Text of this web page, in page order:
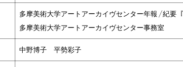
多摩美術大学アートアーカイヴセンター年報／紀要
多摩美術大学アートアーカイヴセンター事務室
中野博子 平勢彩子